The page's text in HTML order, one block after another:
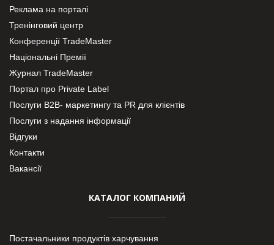
Реклама на порталі
Тренінговий центр
Конференції TradeMaster
Національні Премії
Журнал TradeMaster
Портал про Private Label
Послуги В2В- маркетингу та PR для клієнтів
Послуги з надання інформації
Відгуки
Контакти
Вакансії
КАТАЛОГ КОМПАНИЙ
Постачальники продуктів харчування